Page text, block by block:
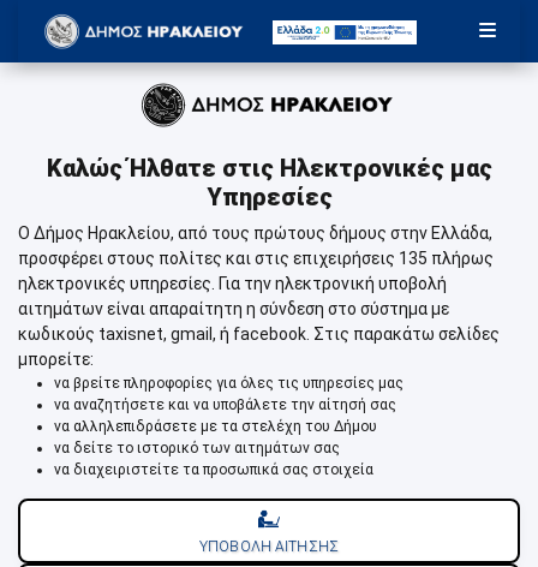
Καλώς Ήλθατε στις Ηλεκτρονικές μας
Υπηρεσίες
Ο Δήμος Ηρακλείου, από τους πρώτους δήμους στην Ελλάδα,
προσφέρει στους πολίτες και στις επιχειρήσεις 135 πλήρως
ηλεκτρονικές υπηρεσίες. Για την ηλεκτρονική υποβολή
αιτημάτων είναι απαραίτητη η σύνδεση στο σύστημα με
κωδικούς taxisnet, gmail, ή facebook. Στις παρακάτω σελίδες
μπορείτε:
να βρείτε πληροφορίες για όλες τις υπηρεσίες μας
να αναζητήσετε και να υποβάλετε την αίτησή σας
να αλληλεπιδράσετε με τα στελέχη του Δήμου
να δείτε το ιστορικό των αιτημάτων σας
να διαχειριστείτε τα προσωπικά σας στοιχεία
ΥΠΟΒΟΛΗ ΑΙΤΗΣΗΣ